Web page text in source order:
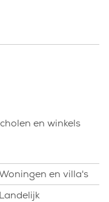
en winkels
Woningen en villa's
Landelijk